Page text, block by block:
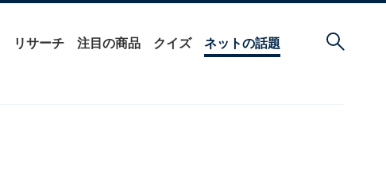
リサーチ 注目の商品 クイズ ネットの話題